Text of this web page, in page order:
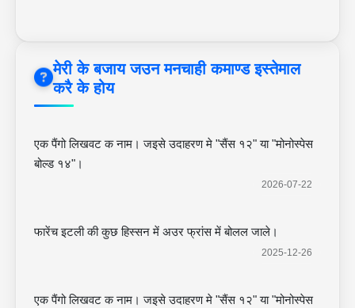
मेरी के बजाय जउन मनचाही कमाण्ड इस्तेमाल
करै के होय
एक पैंगो लिखवट क नाम। जइसे उदाहरण मे "सैंस १२" या "मोनोस्पेस
बोल्ड १४"।
2026-07-22
फारेंच इटली की कुछ हिस्सन में अउर फ्रांस में बोलल जाले।
2025-12-26
एक पैंगो लिखवट क नाम। जइसे उदाहरण मे "सैंस १२" या "मोनोस्पेस